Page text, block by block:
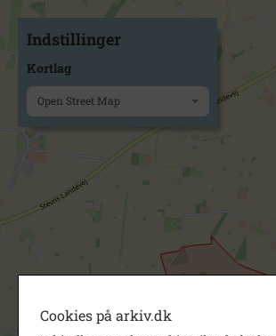
Indstillinger
Kortlag
Open Street Map
Cookies på arkiv.dk